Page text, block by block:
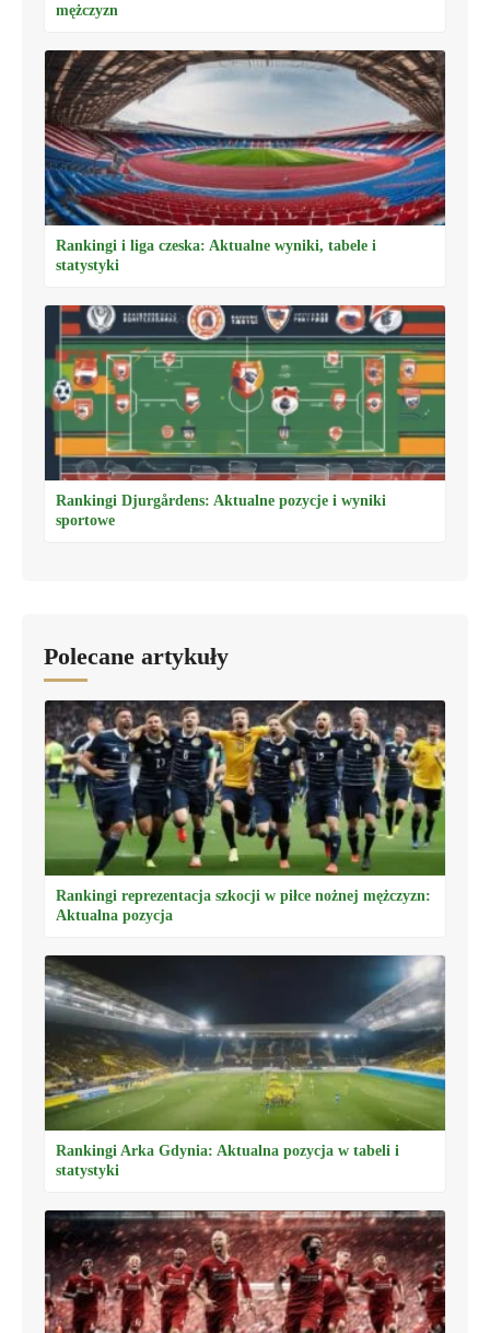
mężczyzn
Rankingi i liga czeska: Aktualne wyniki, tabele i
statystyki
Rankingi Djurgårdens: Aktualne pozycje i wyniki
sportowe
Polecane artykuły
Rankingi reprezentacja szkocji w piłce nożnej mężczyzn:
Aktualna pozycja
Rankingi Arka Gdynia: Aktualna pozycja w tabeli i
statystyki